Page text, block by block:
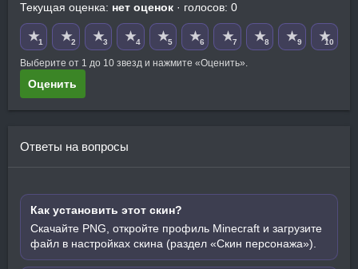
Текущая оценка: нет оценок · голосов: 0
★1 ★2 ★3 ★4 ★5 ★6 ★7 ★8 ★9 ★10
Выберите от 1 до 10 звезд и нажмите «Оценить».
Оценить
Ответы на вопросы
Как установить этот скин?
Скачайте PNG, откройте профиль Minecraft и загрузите
файл в настройках скина (раздел «Скин персонажа»).